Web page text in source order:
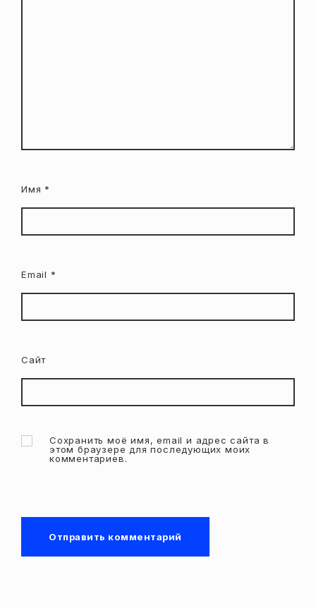
Имя *
Email *
Сайт
Сохранить моё имя, email и адрес сайта в
этом браузере для последующих моих
комментариев.